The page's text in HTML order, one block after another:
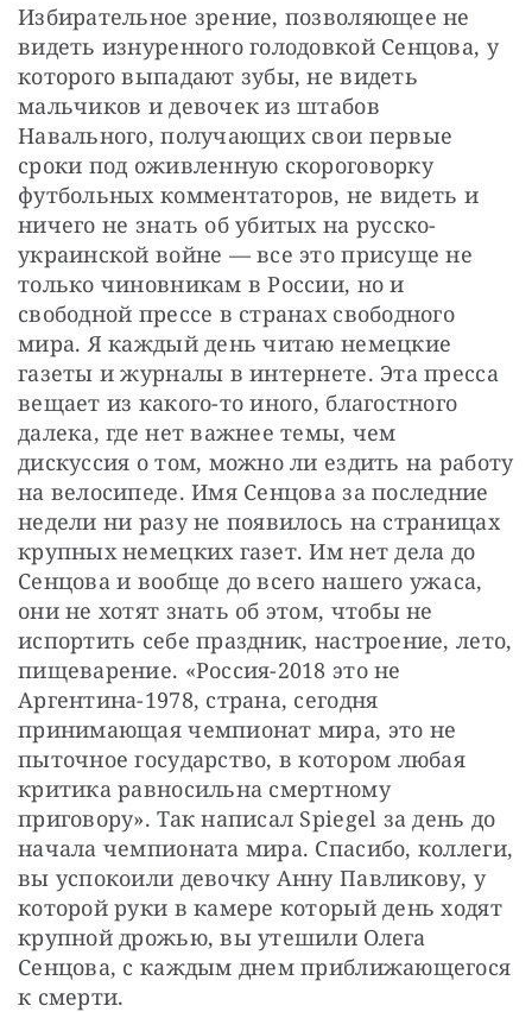
Избирательное зрение, позволяющее не
видеть изнуренного голодовкой Сенцова, у
которого выпадают зубы, не видеть
мальчиков и девочек из штабов
Навального, получающих свои первые
сроки под оживленную скороговорку
футбольных комментаторов, не видеть и
ничего не знать об убитых на русско-
украинской войне — все это присуще не
только чиновникам в России, но и
свободной прессе в странах свободного
мира. Я каждый день читаю немецкие
газеты и журналы в интернете. Эта пресса
вещает из какого-то иного, благостного
далека, где нет важнее темы, чем
дискуссия о том, можно ли ездить на работу
на велосипеде. Имя Сенцова за последние
недели ни разу не появилось на страницах
крупных немецких газет. Им нет дела до
Сенцова и вообще до всего нашего ужаса,
они не хотят знать об этом, чтобы не
испортить себе праздник, настроение, лето,
пищеварение. «Россия-2018 это не
Аргентина-1978, страна, сегодня
принимающая чемпионат мира, это не
пыточное государство, в котором любая
критика равносильна смертному
приговору». Так написал Spiegel за день до
начала чемпионата мира. Спасибо, коллеги,
вы успокоили девочку Анну Павликову, у
которой руки в камере который день ходят
крупной дрожью, вы утешили Олега
Сенцова, с каждым днем приближающегося
к смерти.